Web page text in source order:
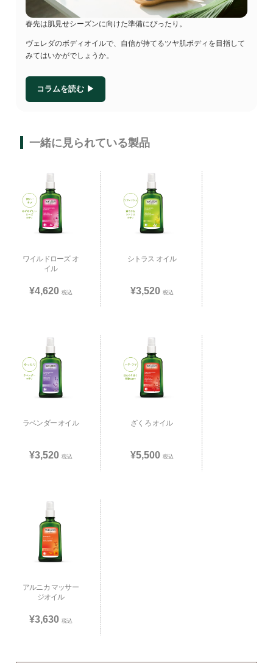
お買い物を続ける カートへ進む
春先は肌見せシーズンに向けた準備にぴったり。
ヴェレダのボディオイルで、自信が持てるツヤ肌ボディを目指して
みてはいかがでしょうか。
コラムを読む ▶
一緒に見られている製品
ワイルドローズ オ
イル
¥4,620 税込
シトラス オイル
¥3,520 税込
ラベンダー オイル
¥3,520 税込
ざくろ オイル
¥5,500 税込
アルニカ マッサー
ジオイル
¥3,630 税込